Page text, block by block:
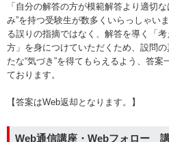
「自分の解答の方が模範解答より適切
み”を持つ受験生が数多くいらっしゃい
る誤りの指摘ではなく、解答を導く「
方」を身につけていただくため、設問
たな“気づき”を得てもらえるよう、答
ております。
【答案はWeb返却となります。】
Web通信講座・Webフォロー